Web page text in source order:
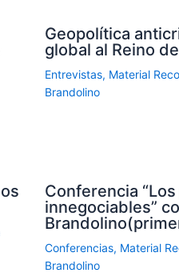
Geopolítica
global al Reino
Entrevistas, Material
Brandolino
Conferencia
innegociables”
Conferencias, Material
Brandolino